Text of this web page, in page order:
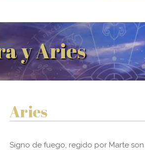
y Aries
Aries
Signo de fuego, regido por Marte son